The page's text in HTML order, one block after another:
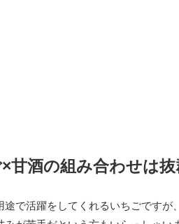
甘酒の組み合わせは抜
途で活躍をしてくれるいちごです